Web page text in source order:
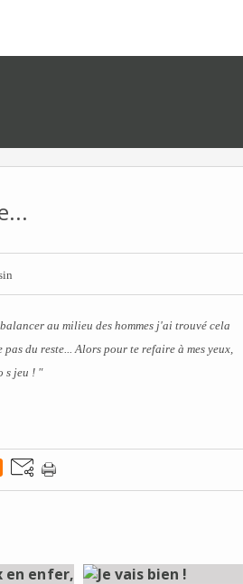
au milieu des hommes j'ai trouvé cela
du reste... Alors pour te refaire à mes yeux,
s jeu ! "